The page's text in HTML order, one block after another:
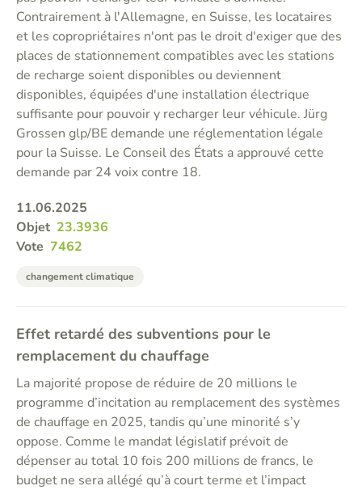
Contrairement à l'Allemagne, en Suisse, les locataires
et les copropriétaires n'ont pas le droit d'exiger que des
places de stationnement compatibles avec les stations
de recharge soient disponibles ou deviennent
disponibles, équipées d'une installation électrique
suffisante pour pouvoir y recharger leur véhicule. Jürg
Grossen glp/BE demande une réglementation légale
pour la Suisse. Le Conseil des États a approuvé cette
demande par 24 voix contre 18.
11.06.2025
Objet 23.3936
Vote 7462
changement climatique
Effet retardé des subventions pour le
remplacement du chauffage
La majorité propose de réduire de 20 millions le
programme d’incitation au remplacement des systèmes
de chauffage en 2025, tandis qu’une minorité s’y
oppose. Comme le mandat législatif prévoit de
dépenser au total 10 fois 200 millions de francs, le
budget ne sera allégé qu’à court terme et l’impact